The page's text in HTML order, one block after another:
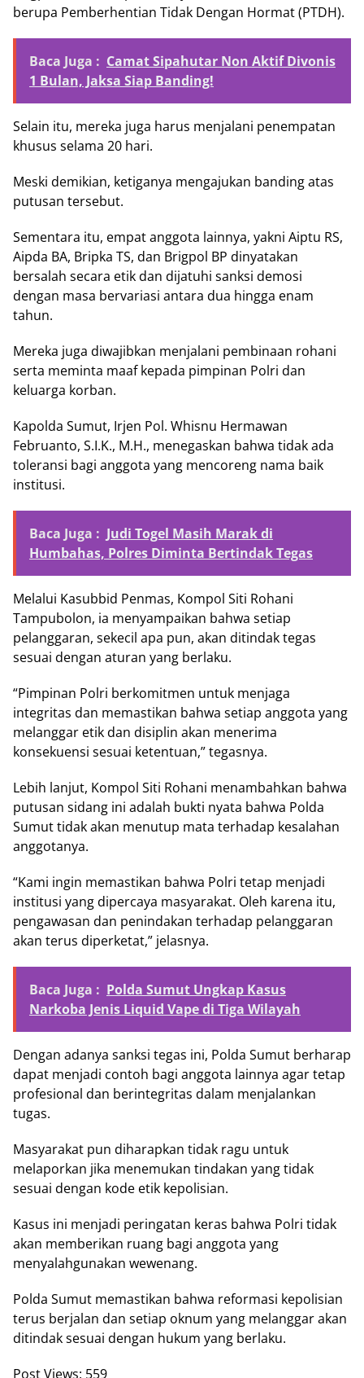
berupa Pemberhentian Tidak Dengan Hormat (PTDH).
Baca Juga : Camat Sipahutar Non Aktif Divonis
1 Bulan, Jaksa Siap Banding!
Selain itu, mereka juga harus menjalani penempatan
khusus selama 20 hari.
Meski demikian, ketiganya mengajukan banding atas
putusan tersebut.
Sementara itu, empat anggota lainnya, yakni Aiptu RS,
Aipda BA, Bripka TS, dan Brigpol BP dinyatakan
bersalah secara etik dan dijatuhi sanksi demosi
dengan masa bervariasi antara dua hingga enam
tahun.
Mereka juga diwajibkan menjalani pembinaan rohani
serta meminta maaf kepada pimpinan Polri dan
keluarga korban.
Kapolda Sumut, Irjen Pol. Whisnu Hermawan
Februanto, S.I.K., M.H., menegaskan bahwa tidak ada
toleransi bagi anggota yang mencoreng nama baik
institusi.
Baca Juga : Judi Togel Masih Marak di
Humbahas, Polres Diminta Bertindak Tegas
Melalui Kasubbid Penmas, Kompol Siti Rohani
Tampubolon, ia menyampaikan bahwa setiap
pelanggaran, sekecil apa pun, akan ditindak tegas
sesuai dengan aturan yang berlaku.
“Pimpinan Polri berkomitmen untuk menjaga
integritas dan memastikan bahwa setiap anggota yang
melanggar etik dan disiplin akan menerima
konsekuensi sesuai ketentuan,” tegasnya.
Lebih lanjut, Kompol Siti Rohani menambahkan bahwa
putusan sidang ini adalah bukti nyata bahwa Polda
Sumut tidak akan menutup mata terhadap kesalahan
anggotanya.
“Kami ingin memastikan bahwa Polri tetap menjadi
institusi yang dipercaya masyarakat. Oleh karena itu,
pengawasan dan penindakan terhadap pelanggaran
akan terus diperketat,” jelasnya.
Baca Juga : Polda Sumut Ungkap Kasus
Narkoba Jenis Liquid Vape di Tiga Wilayah
Dengan adanya sanksi tegas ini, Polda Sumut berharap
dapat menjadi contoh bagi anggota lainnya agar tetap
profesional dan berintegritas dalam menjalankan
tugas.
Masyarakat pun diharapkan tidak ragu untuk
melaporkan jika menemukan tindakan yang tidak
sesuai dengan kode etik kepolisian.
Kasus ini menjadi peringatan keras bahwa Polri tidak
akan memberikan ruang bagi anggota yang
menyalahgunakan wewenang.
Polda Sumut memastikan bahwa reformasi kepolisian
terus berjalan dan setiap oknum yang melanggar akan
ditindak sesuai dengan hukum yang berlaku.
Post Views: 559